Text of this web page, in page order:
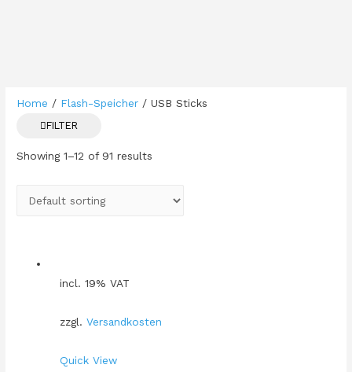
Home / Flash-Speicher / USB Sticks
FILTER
Showing 1–12 of 91 results
incl. 19% VAT
zzgl. Versandkosten
Quick View